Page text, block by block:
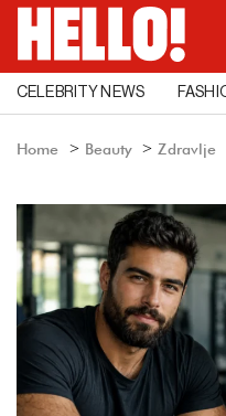
CELEBRITY NEWS
Home Beauty Zdravlje